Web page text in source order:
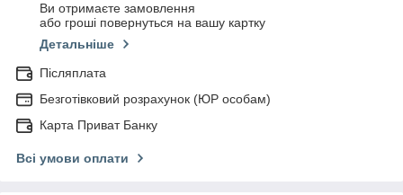
Ви отримаєте замовлення
або гроші повернуться на вашу картку
Детальніше
Післяплата
Безготівковий розрахунок (ЮР особам)
Карта Приват Банку
Всі умови оплати